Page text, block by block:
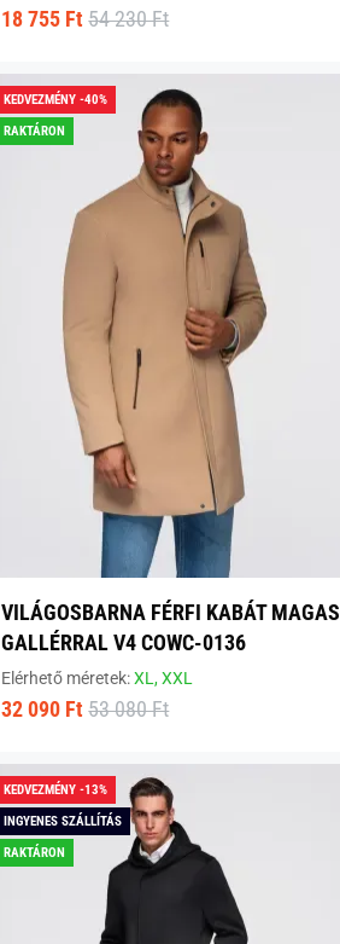
18 755 Ft 54 230 Ft
KEDVEZMÉNY -40%
RAKTÁRON
VILÁGOSBARNA FÉRFI KABÁT MAGAS
GALLÉRRAL V4 COWC-0136
Elérhető méretek:XL,XXL
32 090 Ft 53 080 Ft
KEDVEZMÉNY -13%
INGYENES SZÁLLÍTÁS
RAKTÁRON